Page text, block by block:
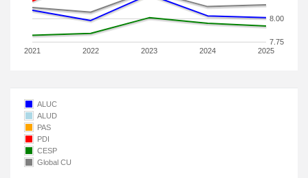
2021 2022 2023 2024 2025
7.75
8.00
ALUC
ALUD
PAS
PDI
CESP
Global CU